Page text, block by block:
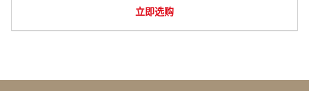
立即选购